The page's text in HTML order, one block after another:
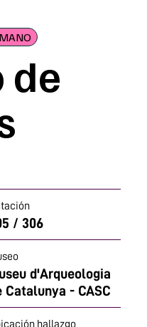
de
/ 306
d'Arqueologia
Catalunya - CASC
hallazgo